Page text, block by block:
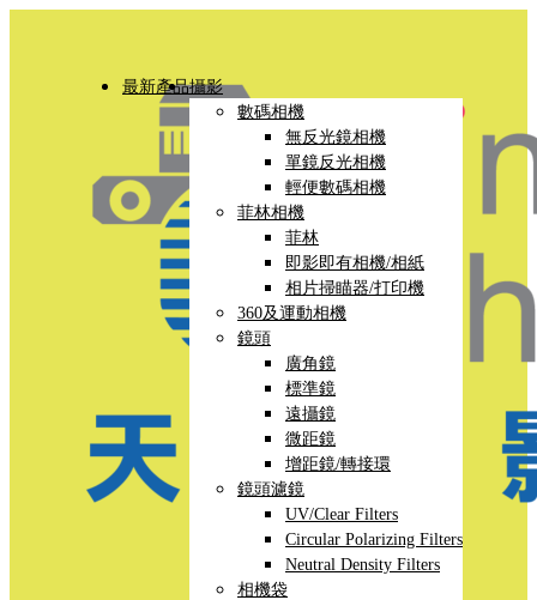
最新產品攝影
數碼相機
無反光鏡相機
單鏡反光相機
輕便數碼相機
菲林相機
菲林
即影即有相機/相紙
相片掃瞄器/打印機
360及運動相機
鏡頭
廣角鏡
標準鏡
遠攝鏡
微距鏡
增距鏡/轉接環
鏡頭濾鏡
UV/Clear Filters
Circular Polarizing Filters
Neutral Density Filters
相機袋